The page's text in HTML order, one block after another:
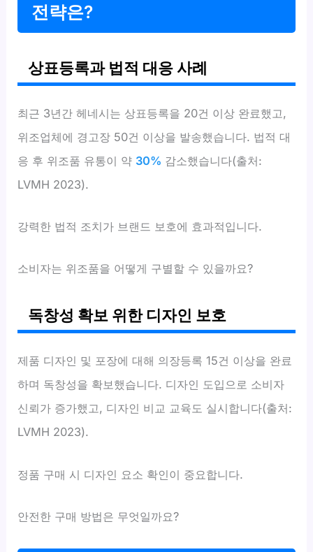
전략은?
상표등록과 법적 대응 사례
최근 3년간 헤네시는 상표등록을 20건 이상 완료했고,
위조업체에 경고장 50건 이상을 발송했습니다. 법적 대
응 후 위조품 유통이 약 30% 감소했습니다(출처:
LVMH 2023).
강력한 법적 조치가 브랜드 보호에 효과적입니다.
소비자는 위조품을 어떻게 구별할 수 있을까요?
독창성 확보 위한 디자인 보호
제품 디자인 및 포장에 대해 의장등록 15건 이상을 완료
하며 독창성을 확보했습니다. 디자인 도입으로 소비자
신뢰가 증가했고, 디자인 비교 교육도 실시합니다(출처:
LVMH 2023).
정품 구매 시 디자인 요소 확인이 중요합니다.
안전한 구매 방법은 무엇일까요?